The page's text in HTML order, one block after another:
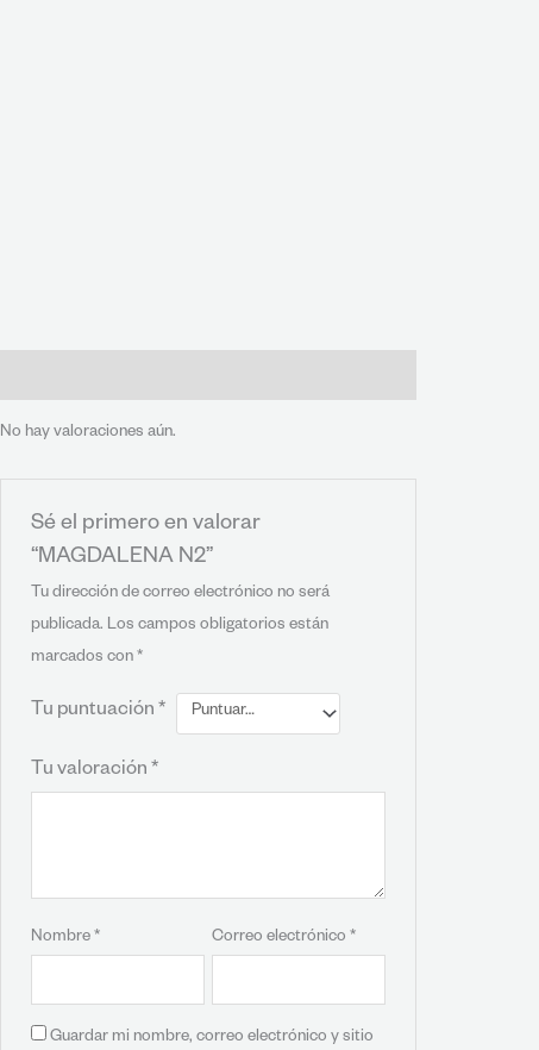
No hay valoraciones aún.
Sé el primero en valorar
“MAGDALENA N2”
Tu dirección de correo electrónico no será
publicada. Los campos obligatorios están
marcados con *
Tu puntuación *
Tu valoración *
Nombre * Correo electrónico *
Guardar mi nombre, correo electrónico y sitio